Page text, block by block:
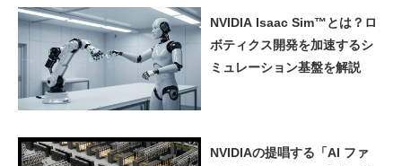
NVIDIA Isaac Sim™とは？ロ
ボティクス開発を加速するシ
ミュレーション基盤を解説
NVIDIAの提唱する「AI ファ